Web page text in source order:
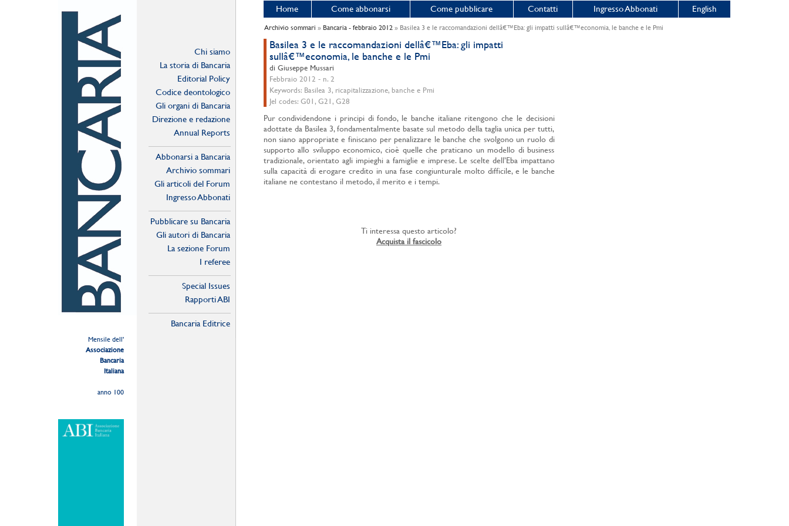
Mensile dell'
Associazione
Bancaria
Italiana
anno 100
Chi siamo
La storia di Bancaria
Editorial Policy
Codice deontologico
Gli organi di Bancaria
Direzione e redazione
Annual Reports
Abbonarsi a Bancaria
Archivio sommari
Gli articoli del Forum
Ingresso Abbonati
Pubblicare su Bancaria
Gli autori di Bancaria
La sezione Forum
I referee
Special Issues
Rapporti ABI
Bancaria Editrice
Home Come abbonarsi Come pubblicare Contatti Ingresso Abbonati English
Archivio sommari » Bancaria - febbraio 2012» Basilea 3 e le raccomandazioni dellâ€™Eba: gli impatti sullâ€™economia, le banche e le Pmi
Basilea 3 e le raccomandazioni dellâ€™Eba: gli impatti
sullâ€™economia, le banche e le Pmi
di Giuseppe Mussari
Febbraio 2012 - n. 2
Keywords: Basilea 3, ricapitalizzazione, banche e Pmi
Jel codes: G01, G21, G28
Pur condividendone i principi di fondo, le banche italiane ritengono che le decisioni
adottate da Basilea 3, fondamentalmente basate sul metodo della taglia unica per tutti,
non siano appropriate e finiscano per penalizzare le banche che svolgono un ruolo di
supporto allo sviluppo economico, cioè quelle che praticano un modello di business
tradizionale, orientato agli impieghi a famiglie e imprese. Le scelte dell’Eba impattano
sulla capacità di erogare credito in una fase congiunturale molto difficile, e le banche
italiane ne contestano il metodo, il merito e i tempi.
Ti interessa questo articolo?
Acquista il fascicolo